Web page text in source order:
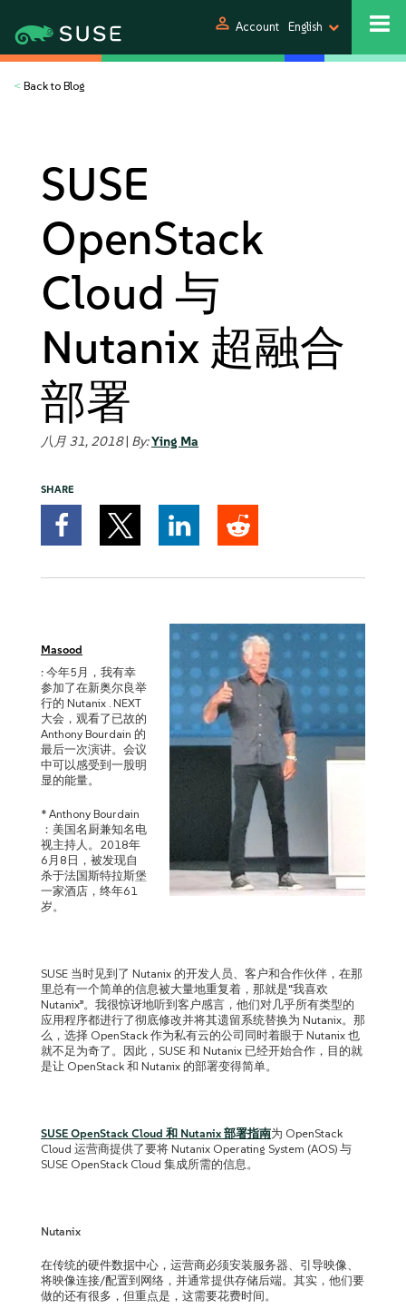
person Account English
< Back to Blog
SUSE
OpenStack
Cloud 与
Nutanix 超融合
部署
八月 31, 2018| By:Ying Ma
SHARE
Masood
: 今年5月，我有幸
参加了在新奥尔良举
行的 Nutanix . NEXT
大会，观看了已故的
Anthony Bourdain 的
最后一次演讲。会议
中可以感受到一股明
显的能量。
* Anthony Bourdain
：美国名厨兼知名电
视主持人。2018年
6月8日，被发现自
杀于法国斯特拉斯堡
一家酒店，终年61
岁。
SUSE 当时见到了 Nutanix 的开发人员、客户和合作伙伴，在那
里总有一个简单的信息被大量地重复着，那就是“我喜欢
Nutanix”。我很惊讶地听到客户感言，他们对几乎所有类型的
应用程序都进行了彻底修改并将其遗留系统替换为 Nutanix。那
么，选择 OpenStack 作为私有云的公司同时着眼于 Nutanix 也
就不足为奇了。因此，SUSE 和 Nutanix 已经开始合作，目的就
是让 OpenStack 和 Nutanix 的部署变得简单。
SUSE OpenStack Cloud 和 Nutanix 部署指南为 OpenStack
Cloud 运营商提供了要将 Nutanix Operating System (AOS) 与
SUSE OpenStack Cloud 集成所需的信息。
Nutanix
在传统的硬件数据中心，运营商必须安装服务器、引导映像、
将映像连接/配置到网络，并通常提供存储后端。其实，他们要
做的还有很多，但重点是，这需要花费时间。